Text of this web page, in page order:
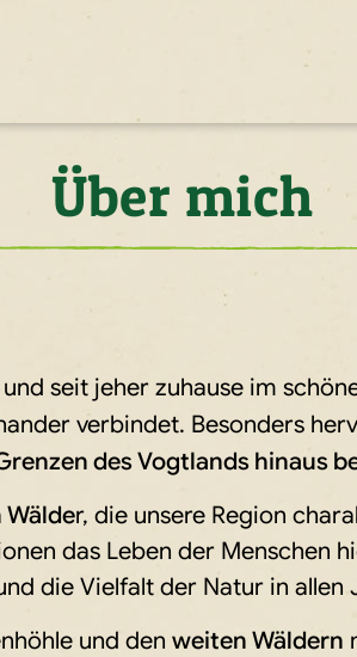
Über mich
seit jeher zuhause im
verbindet. Besonders
des Vogtlands hinaus
r, die unsere Region
das Leben der Menschen
die Vielfalt der Natur in allen
und den weiten Wäldern